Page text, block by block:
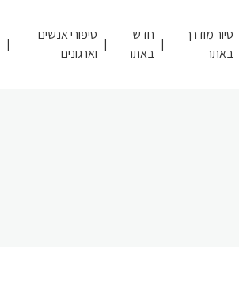
סיור מודרך
באתר
חדש
באתר
סיפורי אנשים
וארגונים